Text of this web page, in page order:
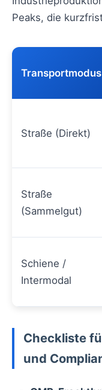
Peaks, die
Transportmodus
Straße (Direkt)
Straße
(Sammelgut)
Schiene /
Intermodal
Checkliste
und